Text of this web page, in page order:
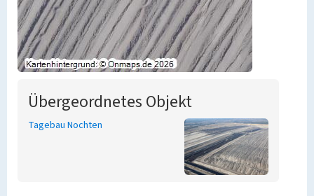
Übergeordnetes Objekt
Tagebau Nochten